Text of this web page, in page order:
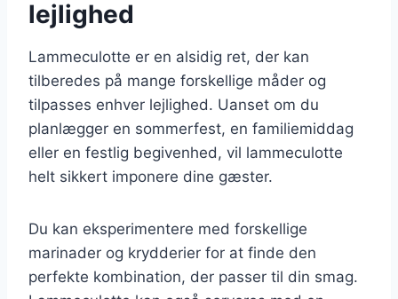
lejlighed
Lammeculotte er en alsidig ret, der kan
tilberedes på mange forskellige måder og
tilpasses enhver lejlighed. Uanset om du
planlægger en sommerfest, en familiemiddag
eller en festlig begivenhed, vil lammeculotte
helt sikkert imponere dine gæster.
Du kan eksperimentere med forskellige
marinader og krydderier for at finde den
perfekte kombination, der passer til din smag.